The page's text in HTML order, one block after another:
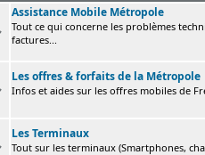
Assistance Mobile Métropole
Tout ce qui concerne les problèmes
factures...
Les offres & forfaits de la Métropole
Infos et aides sur les offres mobiles de
Les Terminaux
Tout sur les terminaux (Smartphones,